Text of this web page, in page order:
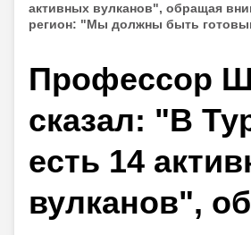
активных вулканов", обращая
регион: "Мы должны быть
Профессор
сказал: "В
есть 14
вулканов",